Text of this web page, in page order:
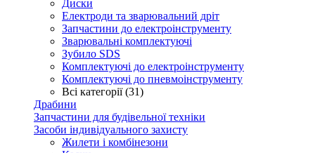
Диски
Електроди та зварювальний дріт
Запчастини до електроінструменту
Зварювальні комплектуючі
Зубило SDS
Комплектуючі до електроінструменту
Комплектуючі до пневмоінструменту
Всі категорії (31)
Драбини
Запчастини для будівельної техніки
Засоби індивідуального захисту
Жилети і комбінезони